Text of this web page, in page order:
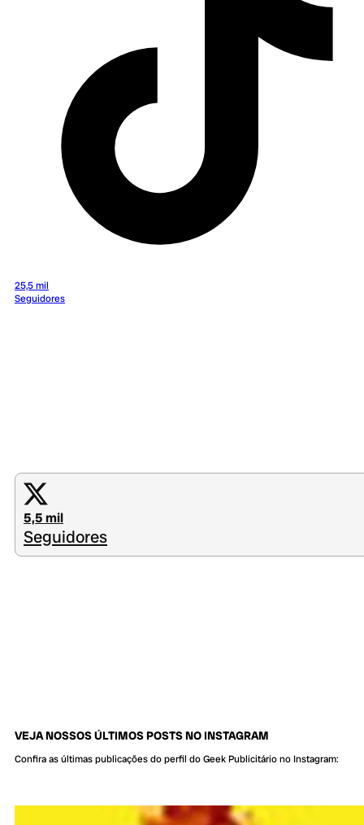
25,5 mil
Seguidores
5,5 mil
Seguidores
VEJA NOSSOS ÚLTIMOS POSTS NO INSTAGRAM
Confira as últimas publicações do perfil do Geek Publicitário no Instagram: